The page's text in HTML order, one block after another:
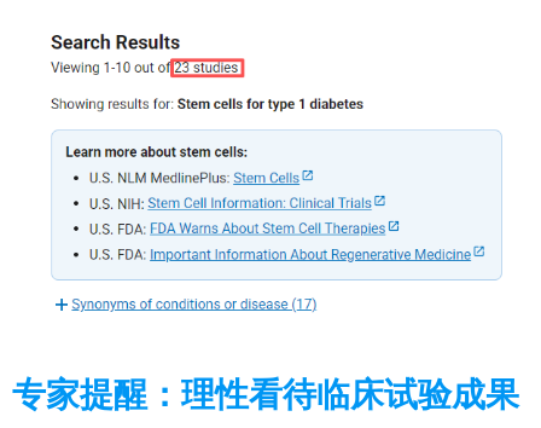
专家提醒：理性看待临床试验成果